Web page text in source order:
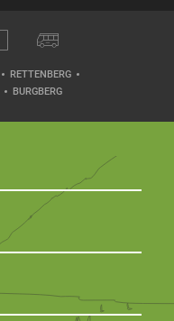
RETTENBERG
BURGBERG